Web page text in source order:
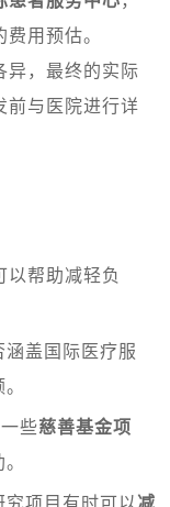
用预估。
异，最终的实际
前与医院进行详
以帮助减轻负
盖国际医疗服
些慈善基金项